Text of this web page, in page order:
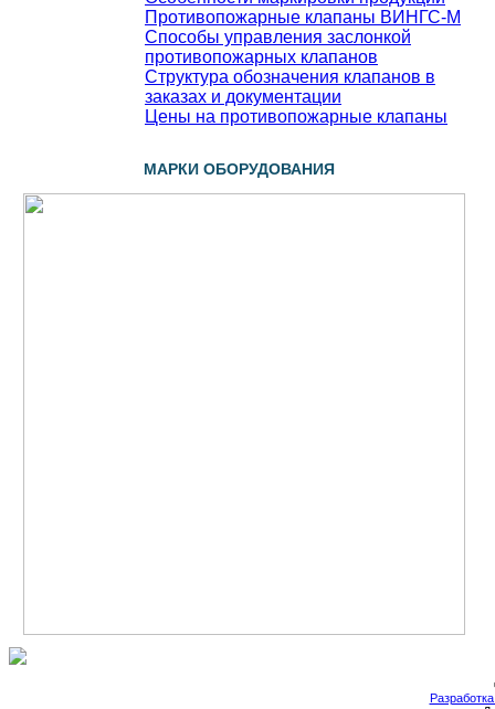
Противопожарные клапаны ВИНГС-М
Способы управления заслонкой
противопожарных клапанов
Структура обозначения клапанов в
заказах и документации
Цены на противопожарные клапаны
МАРКИ ОБОРУДОВАНИЯ